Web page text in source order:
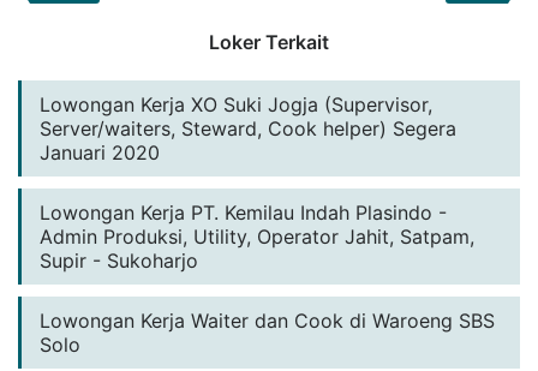
Loker Terkait
Lowongan Kerja XO Suki Jogja (Supervisor,
Server/waiters, Steward, Cook helper) Segera
Januari 2020
Lowongan Kerja PT. Kemilau Indah Plasindo -
Admin Produksi, Utility, Operator Jahit, Satpam,
Supir - Sukoharjo
Lowongan Kerja Waiter dan Cook di Waroeng SBS
Solo